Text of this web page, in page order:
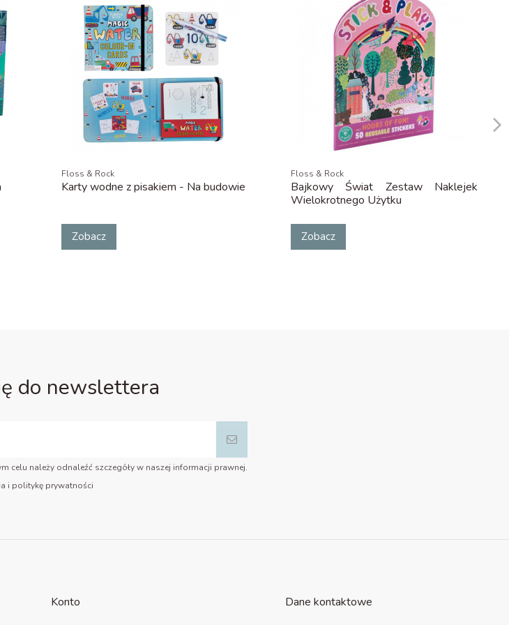
Floss & Rock
Karty wodne z pisakiem - Na budowie
Zobacz
Floss & Rock
Bajkowy Świat Zestaw Naklejek
Wielokrotnego Użytku
Zobacz
do newslettera
celu należy odnaleźć szczegóły w naszej informacji prawnej.
i politykę prywatności
Konto Dane kontaktowe